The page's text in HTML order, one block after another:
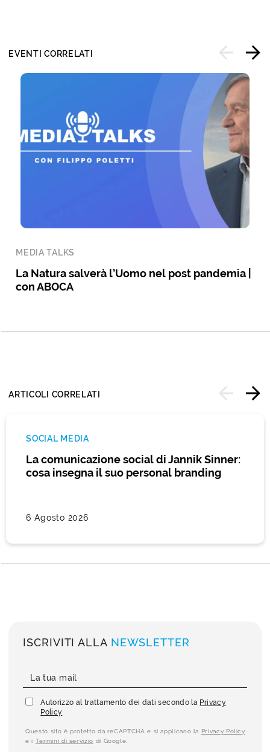
EVENTI CORRELATI
MEDIA TALKS
La Natura salverà l’Uomo nel post pandemia |
con ABOCA
ARTICOLI CORRELATI
SOCIAL MEDIA
La comunicazione social di Jannik Sinner:
cosa insegna il suo personal branding
6 Agosto 2026
ISCRIVITI ALLA NEWSLETTER
Autorizzo al trattamento dei dati secondo la Privacy
Policy
Questo sito è protetto da reCAPTCHA e si applicano la Privacy Policy
e i Termini di servizio di Google.